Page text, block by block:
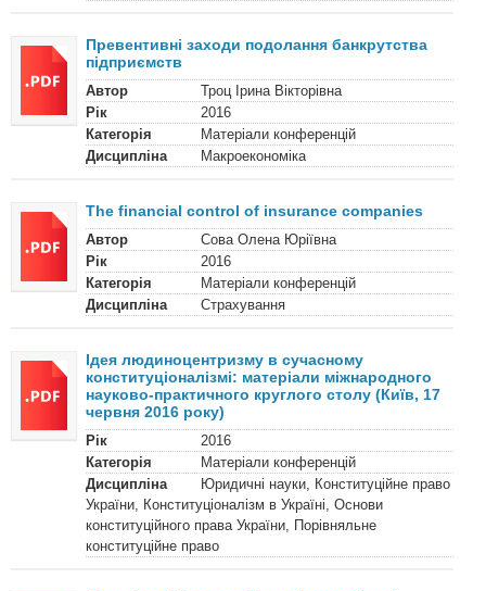
Превентивні заходи подолання банкрутства
підприємств
Автор
Троц Ірина Вікторівна
Рік
2016
Категорія
Матеріали конференцій
Дисципліна
Макроекономіка
The financial control of insurance companies
Автор
Сова Олена Юріївна
Рік
2016
Категорія
Матеріали конференцій
Дисципліна
Страхування
Ідея людиноцентризму в сучасному
конституціоналізмі: матеріали міжнародного
науково-практичного круглого столу (Київ, 17
червня 2016 року)
Рік
2016
Категорія
Матеріали конференцій
Дисципліна
Юридичні науки, Конституційне право
України, Конституціоналізм в Україні, Основи
конституційного права України, Порівняльне
конституційне право